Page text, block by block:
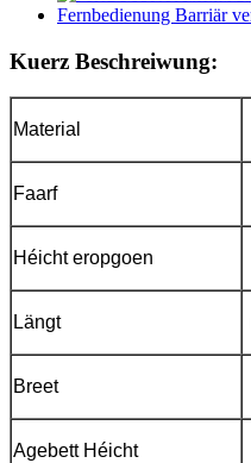
Kuerz Beschreiwung:
Material
Faarf
Héicht eropgoen
Längt
Breet
Agebett Héicht